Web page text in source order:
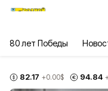
80 лет Победы
82.17 +0.00$ 94.84